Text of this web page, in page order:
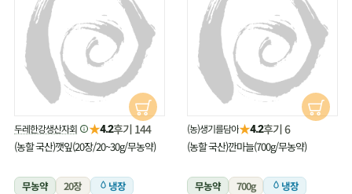
(농)생기를담아★4.2후기 6
(농할 국산)깐마늘(700g/무농약)
무농약 700g 냉장
두레한강생산자회 ★4.2후기 144
(농할 국산)깻잎(20장/20~30g/무농약)
무농약 20장 냉장